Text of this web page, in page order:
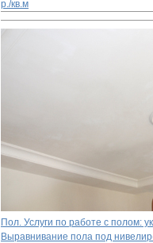
р./кв.м
Пол. Услуги по работе с полом:
Выравнивание пола под